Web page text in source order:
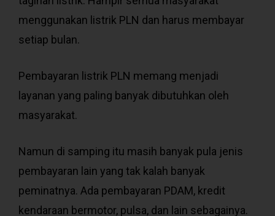
menggunakan listrik PLN dan harus membayar
setiap bulan.
Pembayaran listrik PLN memang menjadi
layanan yang paling banyak dibutuhkan oleh
masyarakat.
Namun di samping itu masih banyak pula jenis
pembayaran lain yang tak kalah banyak
peminatnya. Ada pembayaran PDAM, kredit
kendaraan bermotor, pulsa, dan lain sebagainya.